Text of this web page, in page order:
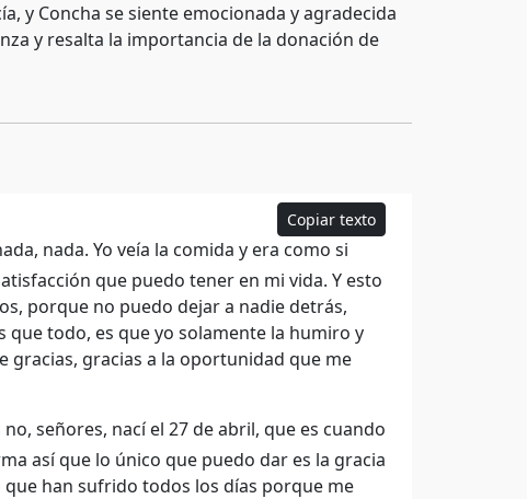
y Concha se siente emocionada y agradecida
y resalta la importancia de la donación de
Copiar texto
nada. Yo veía la comida y era como si
que puedo tener en mi vida. Y esto
porque no puedo dejar a nadie detrás,
que todo, es que yo solamente la humiro y
gracias, gracias a la oportunidad que me
señores, nací el 27 de abril, que es cuando
así que lo único que puedo dar es la gracia
han sufrido todos los días porque me